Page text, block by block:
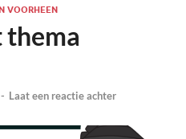
VOORHEEN
thema
- Laat een reactie achter